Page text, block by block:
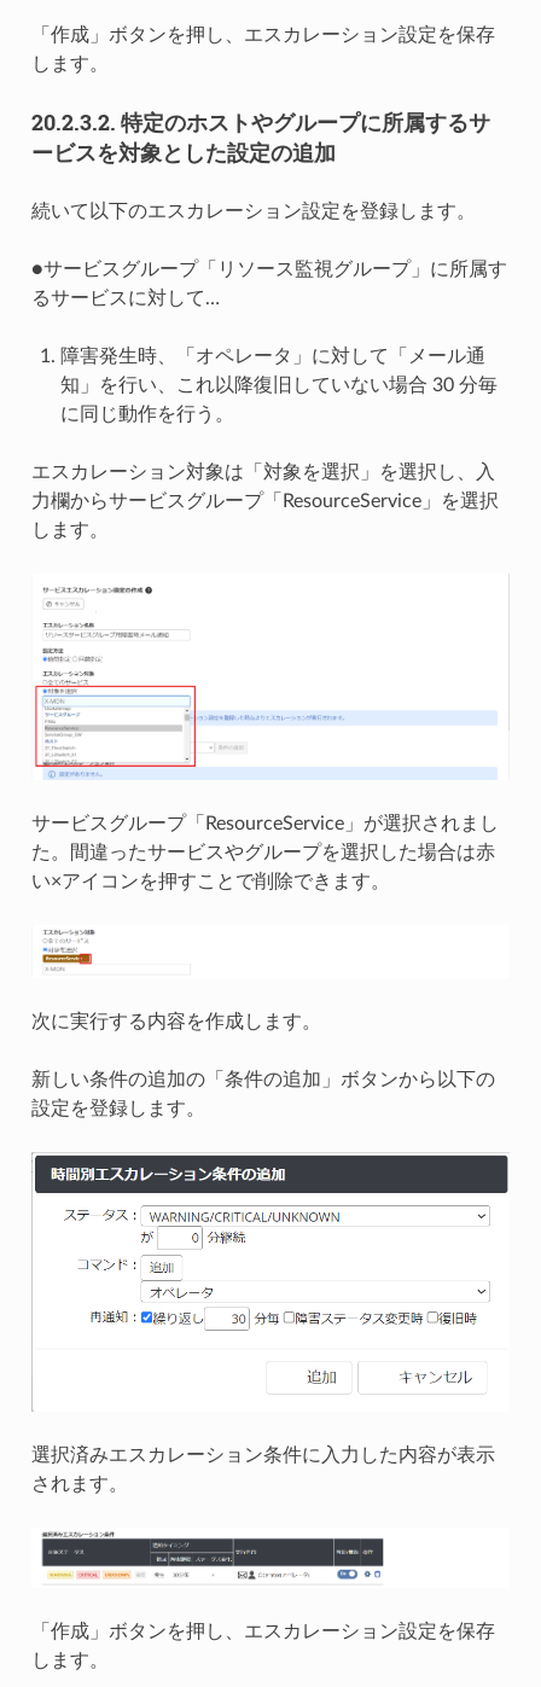
「作成」ボタンを押し、エスカレーション設定を保存
します。
20.2.3.2. 特定のホストやグループに所属するサ
ービスを対象とした設定の追加
続いて以下のエスカレーション設定を登録します。
●サービスグループ「リソース監視グループ」に所属す
るサービスに対して…
障害発生時、「オペレータ」に対して「メール通
知」を行い、これ以降復旧していない場合 30 分毎
に同じ動作を行う。
エスカレーション対象は「対象を選択」を選択し、入
力欄からサービスグループ「ResourceService」を選択
します。
サービスグループ「ResourceService」が選択されまし
た。間違ったサービスやグループを選択した場合は赤
い×アイコンを押すことで削除できます。
次に実行する内容を作成します。
新しい条件の追加の「条件の追加」ボタンから以下の
設定を登録します。
選択済みエスカレーション条件に入力した内容が表示
されます。
「作成」ボタンを押し、エスカレーション設定を保存
します。